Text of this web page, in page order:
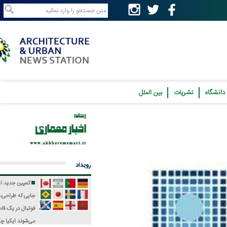
نشریات بین الملل
کمپین جدید ایکیا؛
جایی که طراحی، فرهنگ و
فوتبال در یک قاب جمع
ایکیا چگونه جام